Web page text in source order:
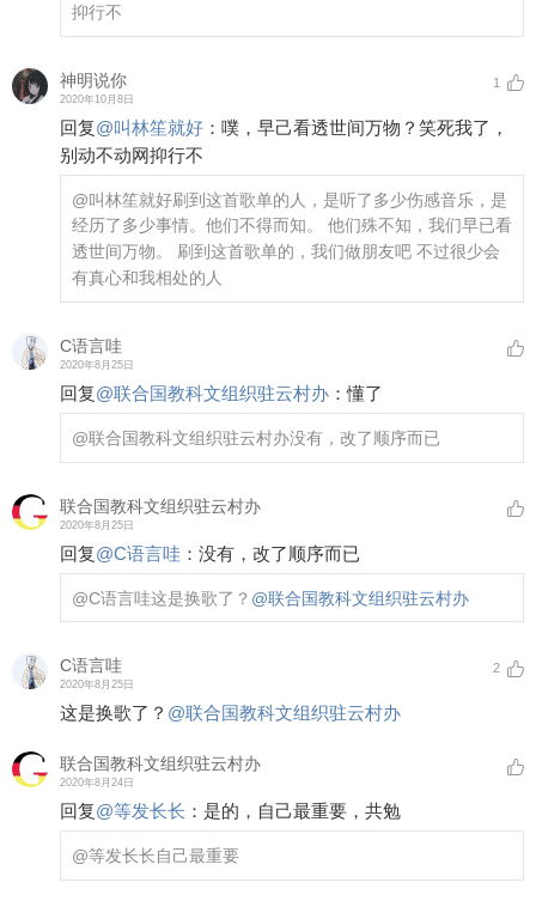
抑行不
神明说你
2020年10月8日
1
回复@叫林笙就好 ： 噗，早己看透世间万物？笑死我了，
别动不动网抑行不
@叫林笙就好刷到这首歌单的人，是听了多少伤感音乐，是
经历了多少事情。他们不得而知。 他们殊不知，我们早已看
透世间万物。 刷到这首歌单的，我们做朋友吧 不过很少会
有真心和我相处的人
C语言哇
2020年8月25日
回复@联合国教科文组织驻云村办 ：懂了
@联合国教科文组织驻云村办没有，改了顺序而已
联合国教科文组织驻云村办
2020年8月25日
回复@C语言哇 ： 没有，改了顺序而已
@C语言哇这是换歌了？ @联合国教科文组织驻云村办
C语言哇
2020年8月25日
2
这是换歌了？ @联合国教科文组织驻云村办
联合国教科文组织驻云村办
2020年8月24日
回复@等发长长 ： 是的，自己最重要，共勉
@等发长长自己最重要